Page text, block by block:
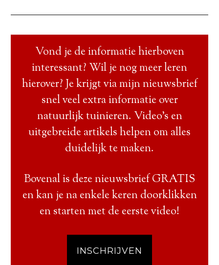
Vond je de informatie hierboven
interessant? Wil je nog meer leren
hierover? Je krijgt via mijn nieuwsbrief
snel veel extra informatie over
natuurlijk tuinieren. Video’s en
uitgebreide artikels helpen om alles
duidelijk te maken.
Bovenal is deze nieuwsbrief GRATIS
en kan je na enkele keren doorklikken
en starten met de eerste video!
INSCHRIJVEN